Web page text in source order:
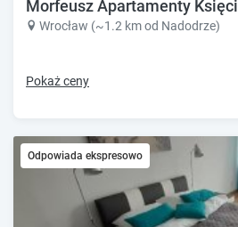
Morfeusz Apartamenty
Wrocław (~1.2 km od Nadodrze)
Pokaż ceny
Odpowiada ekspresowo